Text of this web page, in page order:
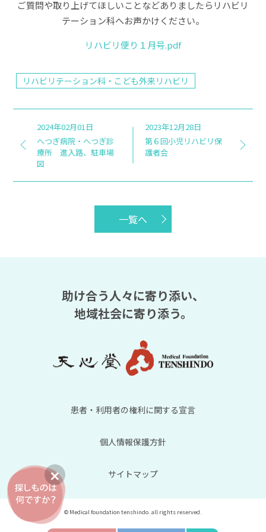
ご質問や取り上げてほしいことなどありましたらリハビリ
テーション科へお声かけください。
リハビリ便り１月号.pdf
リハビリテーション科・こども外来リハビリ
2024年02月01日
へつぎ病院・へつぎ診
療所 進入路、駐車場
図
2023年12月28日
第６回小児リハビリ保
護者会
一覧へ
助け合う人々に寄り添い、
地域社会に寄り添う。
患者・利用者の権利に関する宣言
個人情報保護方針
サイトマップ
© Medical foundation tenshindo. all rights reserved.